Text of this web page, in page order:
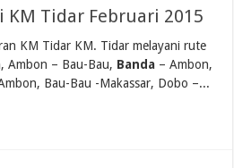
KM Tidar Februari 2015
KM Tidar KM. Tidar melayani rute
, Ambon – Bau-Bau, Banda – Ambon,
Bau-Bau -Makassar, Dobo –...